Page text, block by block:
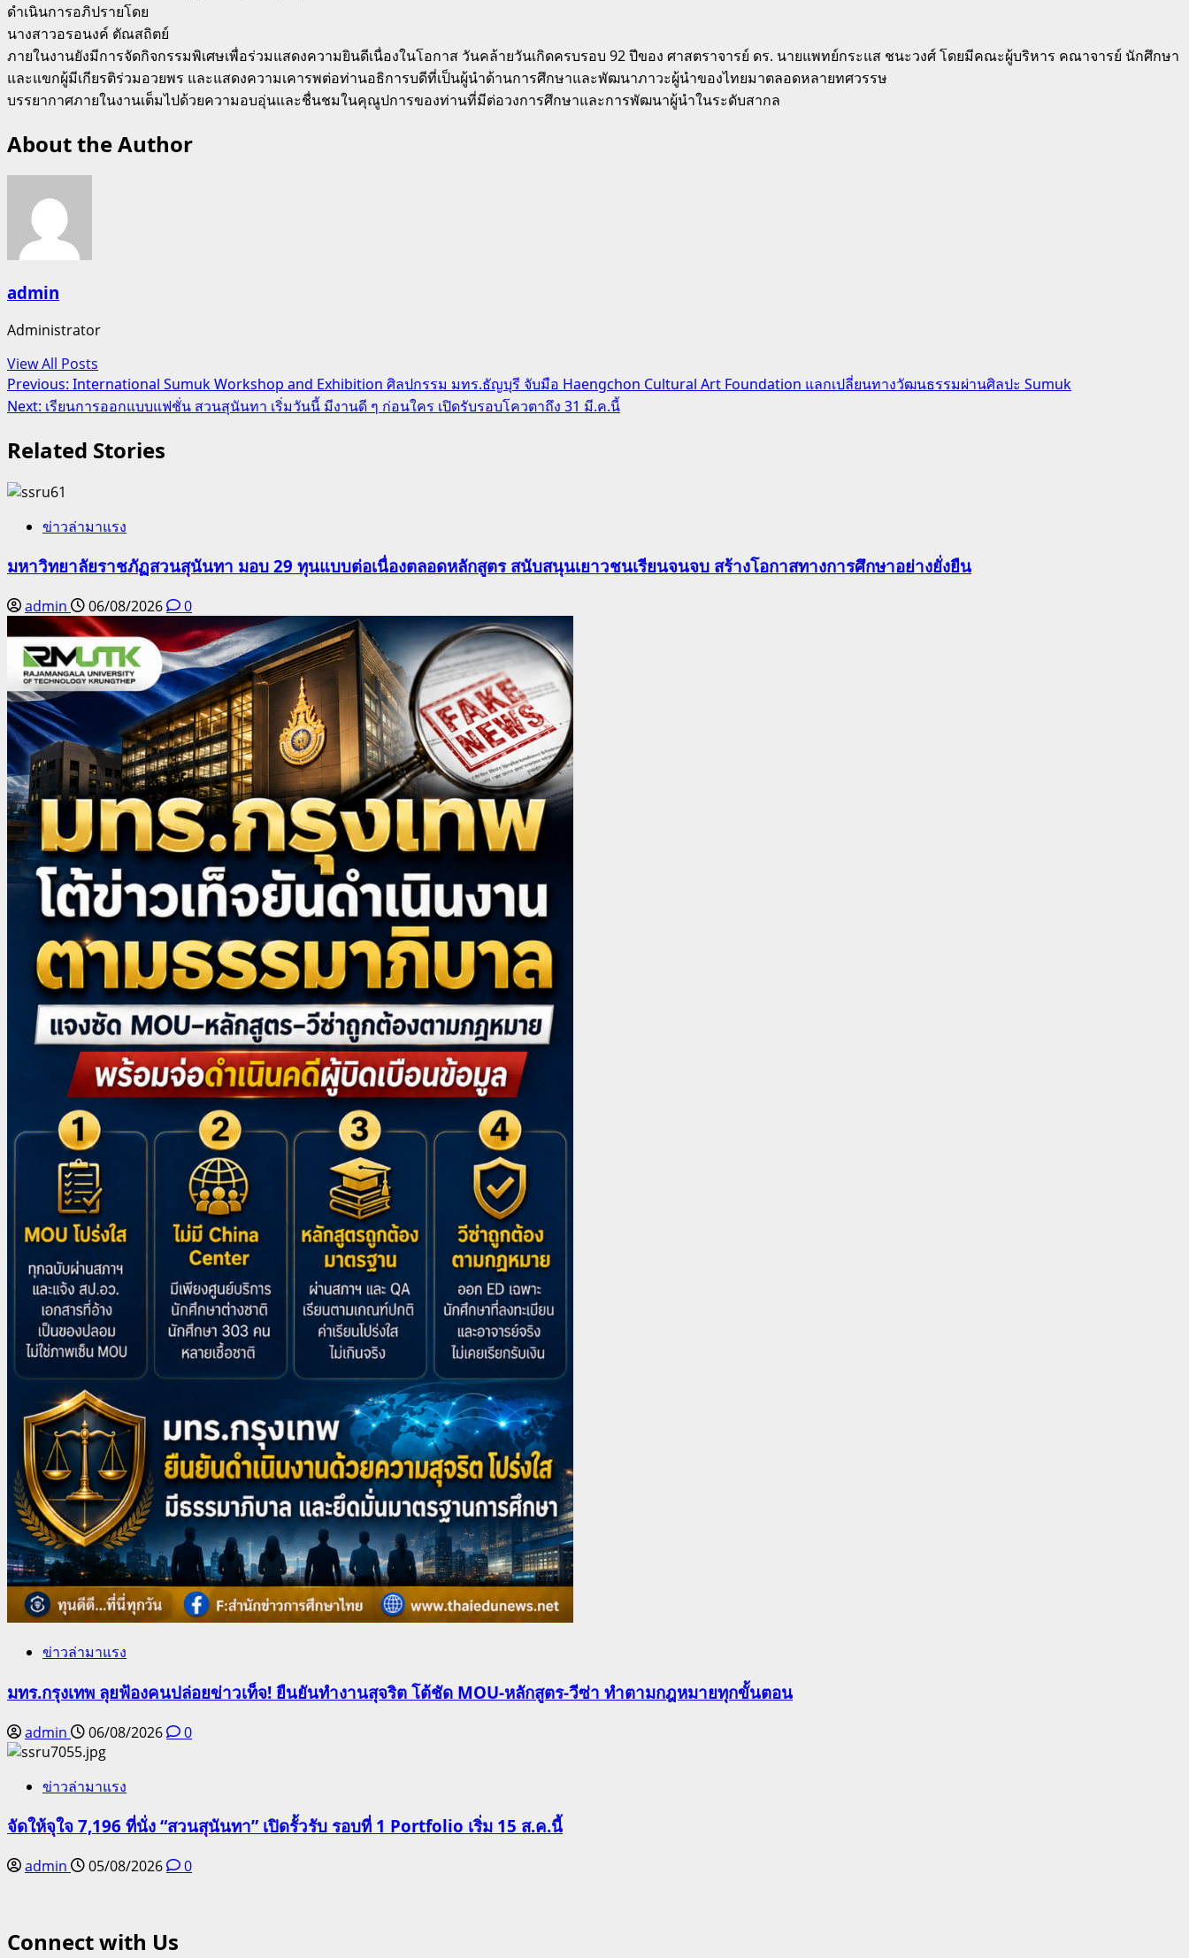
ดำเนินการอภิปรายโดย
นางสาวอรอนงค์ ตัณสถิตย์
ภายในงานยังมีการจัดกิจกรรมพิเศษเพื่อร่วมแสดงความยินดีเนื่องในโอกาส วันคล้ายวันเกิดครบรอบ 92 ปีของ ศาสตราจารย์ ดร. นายแพทย์กระแส ชนะวงศ์ โดยมีคณะผู้บริหาร คณาจารย์ นักศึกษา
และแขกผู้มีเกียรติร่วมอวยพร และแสดงความเคารพต่อท่านอธิการบดีที่เป็นผู้นำด้านการศึกษาและพัฒนาภาวะผู้นำของไทยมาตลอดหลายทศวรรษ
บรรยากาศภายในงานเต็มไปด้วยความอบอุ่นและชื่นชมในคุณูปการของท่านที่มีต่อวงการศึกษาและการพัฒนาผู้นำในระดับสากล
About the Author
admin
Administrator
View All Posts
Post
navigation
Previous: International Sumuk Workshop and Exhibition ศิลปกรรม มทร.ธัญบุรี จับมือ Haengchon Cultural Art Foundation แลกเปลี่ยนทางวัฒนธรรมผ่านศิลปะ Sumuk
Next: เรียนการออกแบบแฟชั่น สวนสุนันทา เริ่มวันนี้ มีงานดี ๆ ก่อนใคร เปิดรับรอบโควตาถึง 31 มี.ค.นี้
Related Stories
ข่าวล่ามาแรง
มหาวิทยาลัยราชภัฏสวนสุนันทา มอบ 29 ทุนแบบต่อเนื่องตลอดหลักสูตร สนับสนุนเยาวชนเรียนจนจบ สร้างโอกาสทางการศึกษาอย่างยั่งยืน
admin 06/08/2026 0
ข่าวล่ามาแรง
มทร.กรุงเทพ ลุยฟ้องคนปล่อยข่าวเท็จ! ยืนยันทำงานสุจริต โต้ชัด MOU-หลักสูตร-วีซ่า ทำตามกฎหมายทุกขั้นตอน
admin 06/08/2026 0
ข่าวล่ามาแรง
จัดให้จุใจ 7,196 ที่นั่ง “สวนสุนันทา” เปิดรั้วรับ รอบที่ 1 Portfolio เริ่ม 15 ส.ค.นี้
admin 05/08/2026 0
Connect with Us